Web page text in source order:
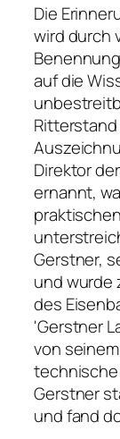
Die
wird durch
auf die
Direktor
ernannt,
Gerstner,
und wurde
des
'Gerstner
von
technische
Gerstner
und fand